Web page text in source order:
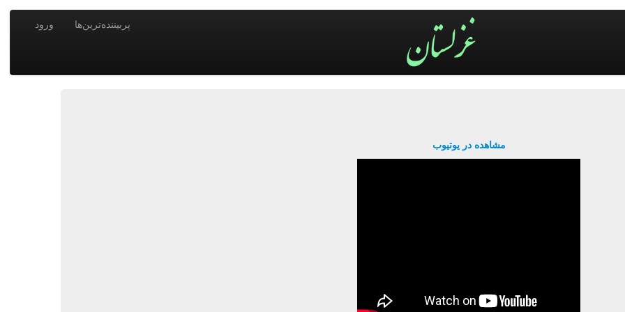
پربیننده‌ترین‌ها ورود
مشاهده در یوتیوب